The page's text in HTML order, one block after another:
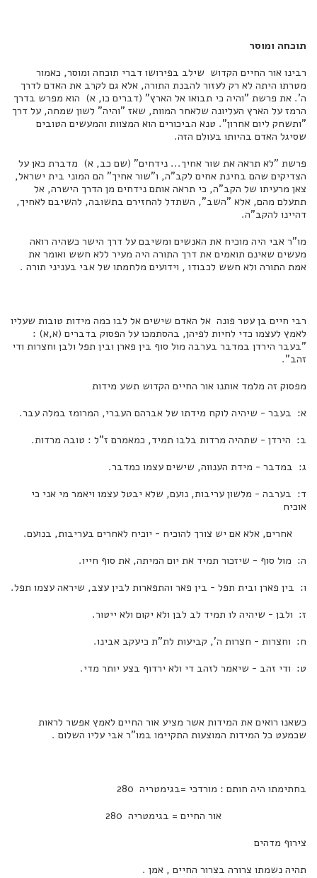
תוכחה ומוסר
רבינו אור החיים הקדוש שילב בפירושו דברי תוכחה ומוסר, כאמור
מטרתו היתה לא רק לעזור להבנת התורה, אלא גם לקרב את האדם לדרך
ה'. את פרשת "והיה כי תבואו אל הארץ" (דברים כו, א) הוא מפרש בדרך
הרמז על הארץ העליונה שלאחר המוות, שאז "והיה" לשון שמחה, על דרך
"ותשחק ליום אחרון". טנא הביכורים הוא המצוות והמעשים הטובים
שסיגל האדם בהיותו בעולם הזה.
פרשת "לא תראה את שור אחיך... נידחים" (שם כב, א) מדברת כאן על
הצדיקים שהם בחינת אחים לקב"ה, ו"שור אחיך" הם המוני בית ישראל,
צאן מרעיתו של הקב"ה, כי תראה אותם נידחים מן הדרך הישרה, אל
תתעלם מהם, אלא "השב", השתדל להחזירם בתשובה, להשיבם לאחיך,
דהיינו להקב"ה.
מו"ר אבי היה מוכיח את האנשים ומשיבם על דרך הישר כשהיה רואה
מעשים שאינם תואמים את דרך התורה היה מעיר ללא חשש ואומר את
אמת התורה ולא חשש לכבודו , וידועים מלחמתו של אבי בעניני תורה .
רבי חיים בן עטר פונה אל האדם שישים אל לבו כמה מידות טובות שעליו
לאמץ לעצמו כדי לחיות לפיהן, בהסתמכו על הפסוק בדברים (א,א) :
"בעבר הירדן במדבר בערבה מול סוף בין פארן ובין תפל ולבן וחצרות ודי
זהב".
מפסוק זה מלמד אותנו אור החיים הקדוש תשע מידות
א: בעבר - שיהיה לוקח מידתו של אברהם העברי, המרומז במלה עבר.
ב: הירדן - שתהיה מרדות בלבו תמיד, כמאמרם ז"ל : טובה מרדות.
ג: במדבר - מידת הענווה, שישים עצמו כמדבר.
ד: בערבה - מלשון עריבות, נועם, שלא יבטל עצמו ויאמר מי אני כי
אוכיח
אחרים, אלא אם יש צורך להוכיח - יוכיח לאחרים בעריבות, בנועם.
ה: מול סוף - שיזכור תמיד את יום המיתה, את סוף חייו.
ו: בין פארן ובית תפל - בין פאר והתפארות לבין עצב, שיראה עצמו תפל.
ז: ולבן - שיהיה לו תמיד לב לבן ולא יקום ולא ייטור.
ח: וחצרות - חצרות ה', קביעות לת"ת כיעקב אבינו.
ט: ודי זהב - שיאמר לזהב די ולא ירדוף בצע יותר מדי.
כשאנו רואים את המידות אשר מציע אור החיים לאמץ אפשר לראות
שכמעט כל המידות המוצעות התקיימו במו"ר אבי עליו השלום .
בחתימתו היה חותם : מורדכי =בגימטריה 280
אור החיים = בגימטריה 280
צירוף מדהים
תהיה נשמתו צרורה בצרור החיים , אמן .